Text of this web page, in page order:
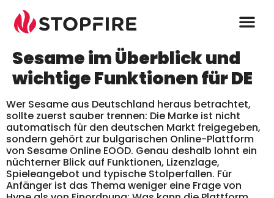
Sesame im Überblick und
wichtige Funktionen für DE
Wer Sesame aus Deutschland heraus betrachtet,
sollte zuerst sauber trennen: Die Marke ist nicht
automatisch für den deutschen Markt freigegeben,
sondern gehört zur bulgarischen Online-Plattform
von Sesame Online EOOD. Genau deshalb lohnt ein
nüchterner Blick auf Funktionen, Lizenzlage,
Spieleangebot und typische Stolperfallen. Für
Anfänger ist das Thema weniger eine Frage von